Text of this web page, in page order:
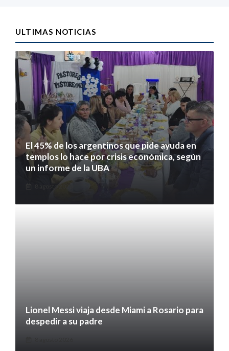
ULTIMAS NOTICIAS
El 45% de los argentinos que pide ayuda en
templos lo hace por crisis económica, según
un informe de la UBA
8 agosto 2026
Lionel Messi viaja desde Miami a Rosario para
despedir a su padre